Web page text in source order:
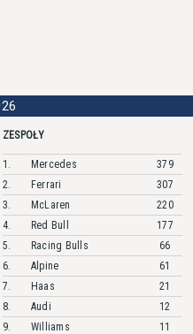
ZESPOŁY
1. Mercedes
379
2.
Ferrari
307
3.
McLaren
220
4.
Red Bull
177
5.
Racing Bulls
66
6.
Alpine
61
7.
Haas
21
8.
Audi
12
9.
Williams
11